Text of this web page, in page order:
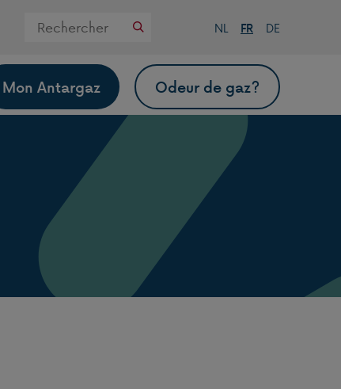
Zoek
deze
website
NL FR DE
Mon Antargaz Odeur de gaz?